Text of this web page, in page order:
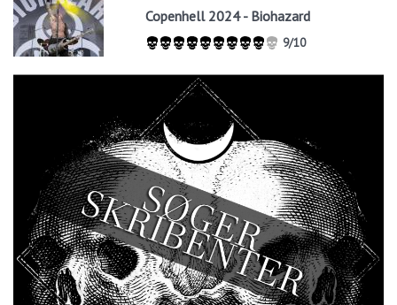
Copenhell 2024 - Biohazard
9/10